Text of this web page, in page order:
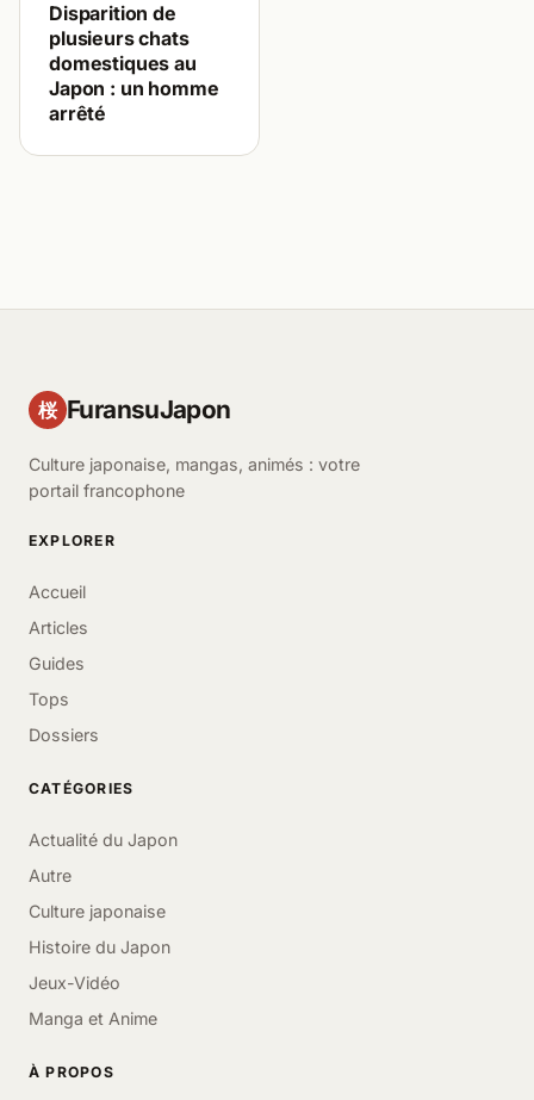
Disparition de
plusieurs chats
domestiques au
Japon : un homme
arrêté
桜 FuransuJapon
Culture japonaise, mangas, animés : votre
portail francophone
EXPLORER
Accueil
Articles
Guides
Tops
Dossiers
CATÉGORIES
Actualité du Japon
Autre
Culture japonaise
Histoire du Japon
Jeux-Vidéo
Manga et Anime
À PROPOS